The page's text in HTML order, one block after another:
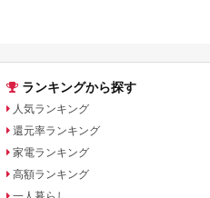
ランキングから探す
人気ランキング
還元率ランキング
家電ランキング
高額ランキング